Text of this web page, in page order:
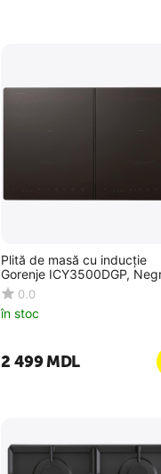
Plită de masă cu inducție
Gorenje ICY3500DGP,
0.0
în stoc
2 499MDL